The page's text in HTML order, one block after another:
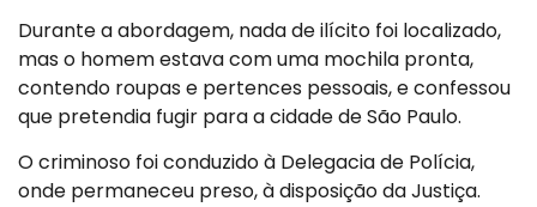
Durante a abordagem, nada de ilícito foi localizado,
mas o homem estava com uma mochila pronta,
contendo roupas e pertences pessoais, e confessou
que pretendia fugir para a cidade de São Paulo.
O criminoso foi conduzido à Delegacia de Polícia,
onde permaneceu preso, à disposição da Justiça.